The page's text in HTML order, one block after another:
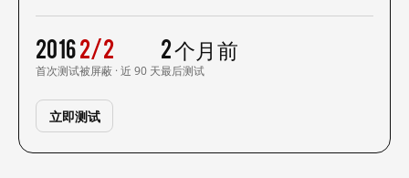
2016
首次测试
2/2
被屏蔽 · 近 90 天
2 个月前
最后测试
立即测试